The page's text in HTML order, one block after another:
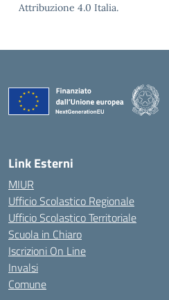
Attribuzione 4.0 Italia.
Link Esterni
MIUR
Ufficio Scolastico Regionale
Ufficio Scolastico Territoriale
Scuola in Chiaro
Iscrizioni On Line
Invalsi
Comune